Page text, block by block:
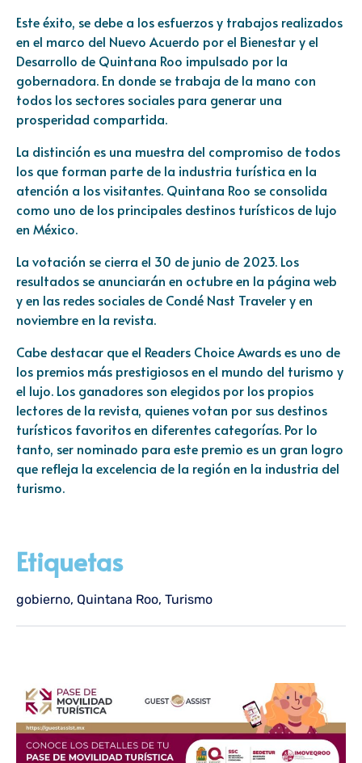
Este éxito, se debe a los esfuerzos y trabajos realizados
en el marco del Nuevo Acuerdo por el Bienestar y el
Desarrollo de Quintana Roo impulsado por la
gobernadora. En donde se trabaja de la mano con
todos los sectores sociales para generar una
prosperidad compartida.
La distinción es una muestra del compromiso de todos
los que forman parte de la industria turística en la
atención a los visitantes. Quintana Roo se consolida
como uno de los principales destinos turísticos de lujo
en México.
La votación se cierra el 30 de junio de 2023. Los
resultados se anunciarán en octubre en la página web
y en las redes sociales de Condé Nast Traveler y en
noviembre en la revista.
Cabe destacar que el Readers Choice Awards es uno de
los premios más prestigiosos en el mundo del turismo y
el lujo. Los ganadores son elegidos por los propios
lectores de la revista, quienes votan por sus destinos
turísticos favoritos en diferentes categorías. Por lo
tanto, ser nominado para este premio es un gran logro
que refleja la excelencia de la región en la industria del
turismo.
Etiquetas
gobierno, Quintana Roo, Turismo